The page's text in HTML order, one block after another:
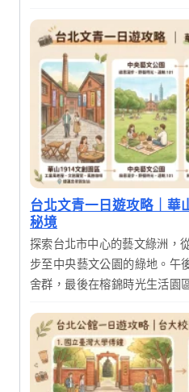
感受台北後花園的獨特魅力。
台北文青一日遊攻略｜華
秘境
探索台北市中心的藝文綠洲，
步至中央藝文公園的綠地。午
舍群，最後在榕錦時光生活園
愛攝影與慢活氛圍的旅人。